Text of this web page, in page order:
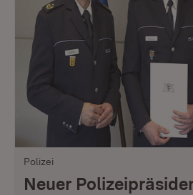
Polizei
Neuer